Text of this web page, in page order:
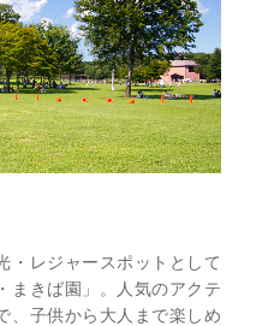
・レジャースポットとして
まきば園」。人気のアクテ
、子供から大人まで楽しめ